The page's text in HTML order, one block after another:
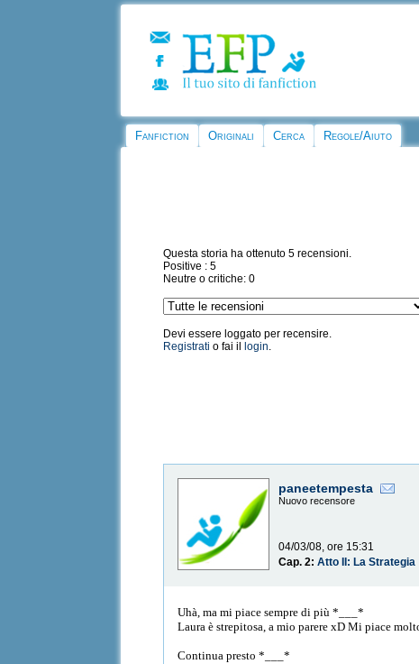
Fanfiction Originali Cerca Regole/Aiuto
Questa storia ha ottenuto 5 recensioni.
Positive : 5
Neutre o critiche: 0
Devi essere loggato per recensire.
Registrati o fai il login.
paneetempesta
Nuovo recensore
04/03/08, ore 15:31
Cap. 2:Atto II: La Strategia
Uhà, ma mi piace sempre di più *___*
Laura è strepitosa, a mio parere xD Mi piace
Continua presto *___*